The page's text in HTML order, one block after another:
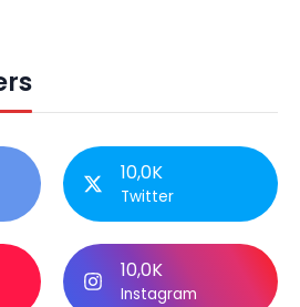
10,0K
Twitter
10,0K
Instagram